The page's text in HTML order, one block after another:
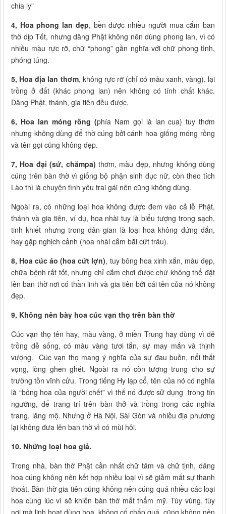
chia ly"
4, Hoa phong lan đẹp, bền được nhiều người mua cắm ban
thờ dịp Tết, nhưng dâng Phật không nên dùng phong lan, vì có
nhiều màu rực rỡ, chữ “phong” gần nghĩa với chữ phong tình,
phóng túng.
5, Hoa địa lan thơm, không rực rỡ (chỉ có màu xanh, vàng), lại
trồng ở đất (khác phong lan) nên không có tính chất khác.
Dâng Phật, thánh, gia tiên đều được.
6, Hoa lan móng rồng (phía Nam gọi là lan cua) tuy thơm
nhưng không dùng để thờ cúng bởi cánh hoa giống móng rồng
và tên gọi cũng không đẹp.
7, Hoa đại (sứ, chămpa) thơm, màu đẹp, nhưng không dùng
cúng trên bàn thờ vì giống bộ phận sinh dục nữ, còn theo tích
Lào thì là chuyện tình yêu trai gái nên cũng không dùng.
Ngoài ra, có những loại hoa không được đem vào cả lễ Phật,
thánh và gia tiên, ví dụ, hoa nhài tuy là biểu tượng trong sạch,
tinh khiết nhưng trong dân gian là loại hoa không đứng đắn,
hay gặp nghịch cảnh (hoa nhài cắm bãi cứt trâu).
8, Hoa cúc áo (hoa cứt lợn), tuy bông hoa xinh xắn, màu đẹp,
chữa bệnh rất tốt, nhưng chỉ cắm chơi được chứ không thể đặt
lên ban thờ nơi có thần linh và gia tiên bởi cái tên của nó không
đẹp.
9, Không nên bày hoa cúc vạn thọ trên bàn thờ
Cúc vạn thọ tên hay, màu vàng, ở miền Trung hay dùng vì dễ
trồng dễ sống, có màu vàng tươi tắn, sự may mắn và thịnh
vượng. Cúc vạn thọ mang ý nghĩa của sự đau buồn, nổi thất
vọng, lòng ghen ghét. Ngoài ra nó còn tượng trung cho sự
trường tồn vĩnh cửu. Trong tiếng Hy lạp cổ, tên của nó có nghĩa
là “bông hoa của người chết” vì thế nó được sử dụng trong tín
ngưỡng, để trang trí trên bàn thở và trồng trong các nghĩa
trang, lăng mộ. Nhưng ở Hà Nội, Sài Gòn và nhiều địa phương
lại không đưa lên ban thờ vì có mùi hôi.
10. Những loại hoa giả.
Trong nhà, bàn thờ Phật cần nhất chữ tâm và chữ tịnh, dâng
hoa cúng không nên kết hợp nhiều loại vì sẽ giảm mất sự thanh
thoát. Bàn thờ gia tiên cũng không nên cúng quá nhiều các loại
hoa cùng lúc vì sẽ khiến bàn thờ mất thẩm mỹ. Tùy vùng, tùy